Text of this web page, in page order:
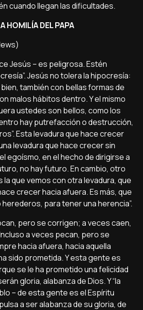
cuando llegan las dificultades.
HOMILÍA DEL PAPA
Jesús – es peligrosa. Estén
Jesús no tolera la hipocresía:
también con bellas formas de
malos hábitos dentro. Y el mismo
ustedes son bellos, como los
hay putrefacción o destrucción,
Esta levadura que hace crecer
levadura que hace crecer sin
egoísmo, en el hecho de dirigirse a
no hay futuro. En cambio, otro
que vemos con otra levadura, que
crecer hacia afuera. Es más, que
para tener una herencia”.
pero se corrigen; a veces caen,
a veces pecan, pero se
hacia afuera, hacia aquella
sido prometida. Y esta gente es
se le ha prometido una felicidad
gloria, alabanza de Dios. Y “la
– de esta gente es el Espíritu
a ser alabanza de su gloria, de